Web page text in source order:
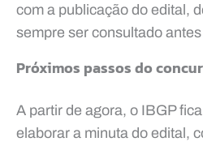
com a publicação do edital,
sempre ser consultado
Próximos passos do
A partir de agora, o IBGP
elaborar a minuta do edital,